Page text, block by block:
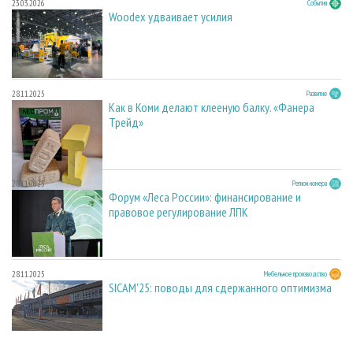
23.03.2026 События
Woodex удваивает усилия
28.11.2025 Развитие
Как в Коми делают клееную балку. «Фанера
Трейд»
28.11.2025 Регион номера
Форум «Леса России»: финансирование и
правовое регулирование ЛПК
28.11.2025 Мебельное производство
SICAM'25: поводы для сдержанного оптимизма